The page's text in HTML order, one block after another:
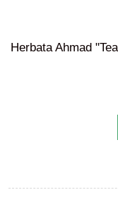
Herbata Ahmad